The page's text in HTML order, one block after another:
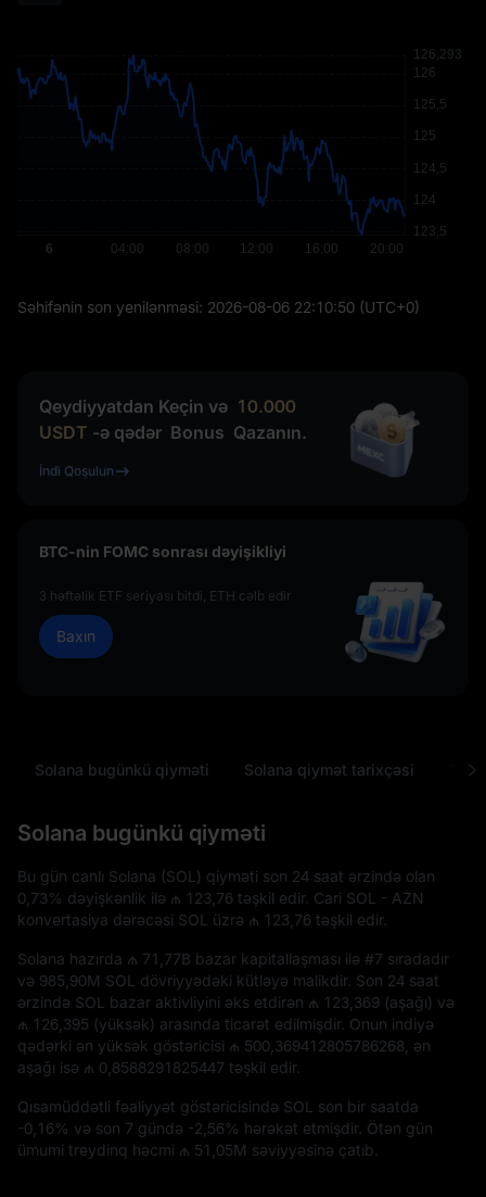
Səhifənin son yenilənməsi: 2026-08-06 22:10:50 (UTC+0)
Qeydiyyatdan Keçin və 10.000
USDT -ə qədər Bonus Qazanın.
İndi Qoşulun
BTC-nin FOMC sonrası dəyişikliyi
3 həftəlik ETF seriyası bitdi, ETH cəlb edir
Baxın
Solana bugünkü qiyməti Solana qiymət tarixçəsi
Solana bugünkü qiyməti
Bu gün canlı Solana (SOL) qiyməti son 24 saat ərzində olan
0,73% dəyişkənlik ilə ₼ 123,76 təşkil edir. Cari SOL - AZN
konvertasiya dərəcəsi SOL üzrə ₼ 123,76 təşkil edir.
Solana hazırda ₼ 71,77B bazar kapitallaşması ilə #7 sıradadır
və 985,90M SOL
dövriyyədəki kütləyə malikdir. Son 24 saat
ərzində SOL bazar aktivliyini əks etdirən ₼ 123,369 (aşağı) və
₼ 126,395 (yüksək) arasında ticarət edilmişdir. Onun indiyə
qədərki ən yüksək göstəricisi ₼ 500,369412805786268 , ən
aşağı isə ₼ 0,8588291825447 təşkil edir.
Qısamüddətli fəaliyyət göstəricisində SOL son bir saatda
-0,16% və son 7 gündə -2,56% hərəkət etmişdir. Ötən gün
ümumi treydinq həcmi ₼ 51,05M səviyyəsinə çatıb.